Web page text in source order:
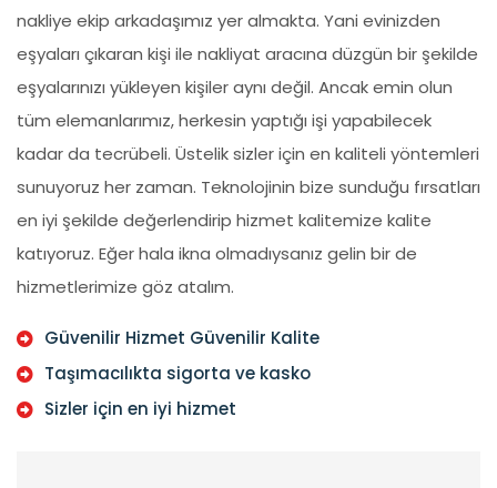
nakliye ekip arkadaşımız yer almakta. Yani evinizden
eşyaları çıkaran kişi ile nakliyat aracına düzgün bir şekilde
eşyalarınızı yükleyen kişiler aynı değil. Ancak emin olun
tüm elemanlarımız, herkesin yaptığı işi yapabilecek
kadar da tecrübeli. Üstelik sizler için en kaliteli yöntemleri
sunuyoruz her zaman. Teknolojinin bize sunduğu fırsatları
en iyi şekilde değerlendirip hizmet kalitemize kalite
katıyoruz. Eğer hala ikna olmadıysanız gelin bir de
hizmetlerimize göz atalım.
Güvenilir Hizmet Güvenilir Kalite
Taşımacılıkta sigorta ve kasko
Sizler için en iyi hizmet